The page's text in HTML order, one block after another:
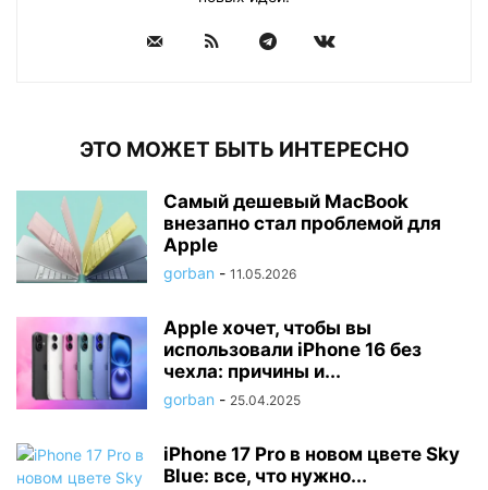
ЭТО МОЖЕТ БЫТЬ ИНТЕРЕСНО
Самый дешевый MacBook
внезапно стал проблемой для
Apple
gorban - 11.05.2026
Apple хочет, чтобы вы
использовали iPhone 16 без
чехла: причины и...
gorban - 25.04.2025
iPhone 17 Pro в новом цвете Sky
Blue: все, что нужно...